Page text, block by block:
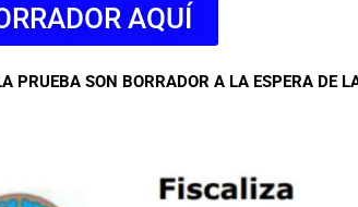
AQUÍ
PRUEBA SON BORRADOR A LA ESPERA DE